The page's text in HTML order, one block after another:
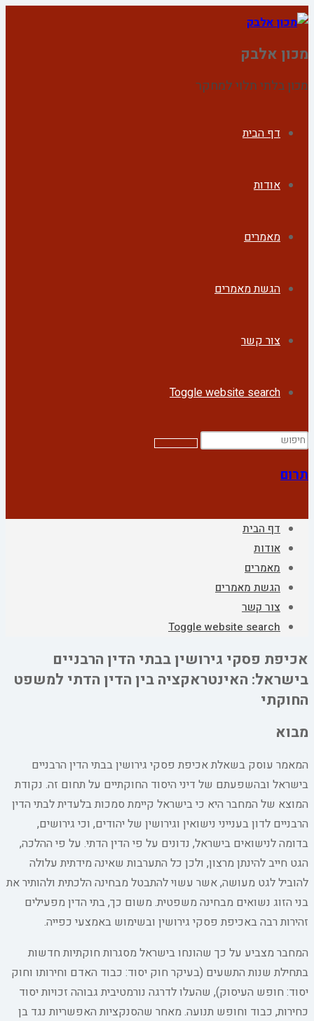
מכון אלבק
מכון בלתי תלוי למחקר
דף הבית
אודות
מאמרים
הגשת מאמרים
צור קשר
Toggle website search
תרום
דף הבית
אודות
מאמרים
הגשת מאמרים
צור קשר
Toggle website search
אכיפת פסקי גירושין בבתי הדין הרבניים
בישראל: האינטראקציה בין הדין הדתי למשפט
החוקתי
מבוא
המאמר עוסק בשאלת אכיפת פסקי גירושין בבתי הדין הרבניים
בישראל ובהשפעתם של דיני היסוד החוקתיים על תחום זה. נקודת
המוצא של המחבר היא כי בישראל קיימת סמכות בלעדית לבתי הדין
הרבניים לדון בענייני נישואין וגירושין של יהודים, וכי גירושים,
בדומה לנישואים בישראל, נדונים על פי הדין הדתי. על פי ההלכה,
הגט חייב להינתן מרצון, ולכן כל התערבות שאינה מידתית עלולה
להוביל לגט מעושה, אשר עשוי להתבטל מבחינה הלכתית ולהותיר את
בני הזוג נשואים מבחינה משפטית. משום כך, בתי הדין מפעילים
זהירות רבה באכיפת פסקי גירושין ובשימוש באמצעי כפייה.
המחבר מצביע על כך שהונחו בישראל מסגרות חוקתיות חדשות
בתחילת שנות התשעים (בעיקר חוק יסוד: כבוד האדם וחירותו וחוק
יסוד: חופש העיסוק), שהעלו לדרגה נורמטיבית גבוהה זכויות יסוד
כחירות, כבוד וחופש תנועה. מאחר שהסנקציות האפשריות נגד בן